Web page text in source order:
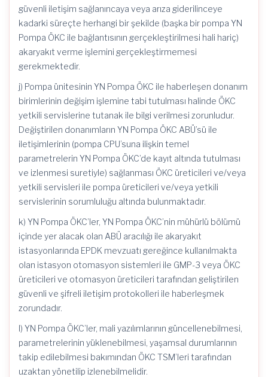
güvenli iletişim sağlanıncaya veya arıza giderilinceye
kadarki süreçte herhangi bir şekilde (başka bir pompa YN
Pompa ÖKC ile bağlantısının gerçekleştirilmesi hali hariç)
akaryakıt verme işlemini gerçekleştirmemesi
gerekmektedir.
j) Pompa ünitesinin YN Pompa ÖKC ile haberleşen donanım
birimlerinin değişim işlemine tabi tutulması halinde ÖKC
yetkili servislerine tutanak ile bilgi verilmesi zorunludur.
Değiştirilen donanımların YN Pompa ÖKC ABÜ’sü ile
iletişimlerinin (pompa CPU’suna ilişkin temel
parametrelerin YN Pompa ÖKC’de kayıt altında tutulması
ve izlenmesi suretiyle) sağlanması ÖKC üreticileri ve/veya
yetkili servisleri ile pompa üreticileri ve/veya yetkili
servislerinin sorumluluğu altında bulunmaktadır.
k) YN Pompa ÖKC’ler, YN Pompa ÖKC’nin mühürlü bölümü
içinde yer alacak olan ABÜ aracılığı ile akaryakıt
istasyonlarında EPDK mevzuatı gereğince kullanılmakta
olan istasyon otomasyon sistemleri ile GMP-3 veya ÖKC
üreticileri ve otomasyon üreticileri tarafından geliştirilen
güvenli ve şifreli iletişim protokolleri ile haberleşmek
zorundadır.
l) YN Pompa ÖKC’ler, mali yazılımlarının güncellenebilmesi,
parametrelerinin yüklenebilmesi, yaşamsal durumlarının
takip edilebilmesi bakımından ÖKC TSM’leri tarafından
uzaktan yönetilip izlenebilmelidir.